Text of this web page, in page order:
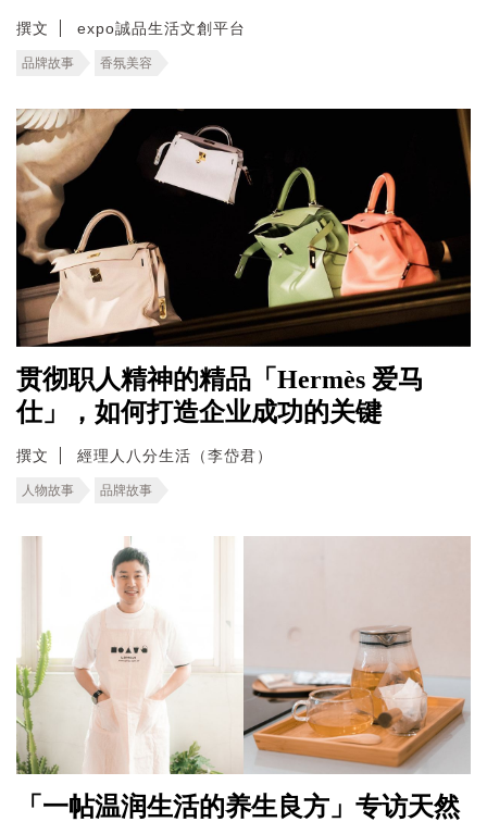
撰文 expo誠品生活文創平台
品牌故事 香氛美容
贯彻职人精神的精品「Hermès 爱马
仕」，如何打造企业成功的关键
撰文 經理人八分生活（李岱君）
人物故事 品牌故事
「一帖温润生活的养生良方」专访天然